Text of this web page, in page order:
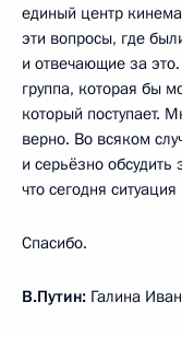
единый центр
эти вопросы, где
и отвечающие за
группа, которая бы
который поступает.
верно. Во всяком
и серьёзно обсудить
что сегодня
Спасибо.
В.Путин: Галина